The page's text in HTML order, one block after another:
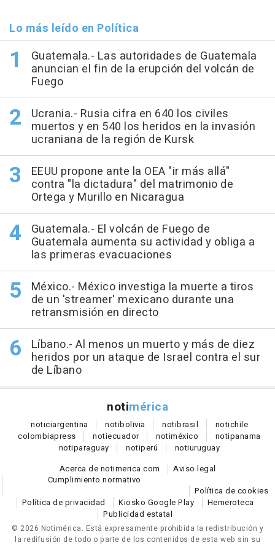
Lo más leído en Política
Guatemala.- Las autoridades de Guatemala
anuncian el fin de la erupción del volcán de
Fuego
Ucrania.- Rusia cifra en 640 los civiles
muertos y en 540 los heridos en la invasión
ucraniana de la región de Kursk
EEUU propone ante la OEA "ir más allá"
contra "la dictadura" del matrimonio de
Ortega y Murillo en Nicaragua
Guatemala.- El volcán de Fuego de
Guatemala aumenta su actividad y obliga a
las primeras evacuaciones
México.- México investiga la muerte a tiros
de un 'streamer' mexicano durante una
retransmisión en directo
Líbano.- Al menos un muerto y más de diez
heridos por un ataque de Israel contra el sur
de Líbano
notimérica
noticiargentina notibolivia notibrasil notichile
colombiapress notiecuador notiméxico notipanama
notiparaguay notiperú notiuruguay
Acerca de notimerica.com
Aviso legal
Cumplimiento normativo
Política de cookies
Política de privacidad
Kiosko Google Play
Hemeroteca
Publicidad estatal
© 2026 Notimérica. Está expresamente prohibida la redistribución y
la redifusión de todo o parte de los contenidos de esta web sin su